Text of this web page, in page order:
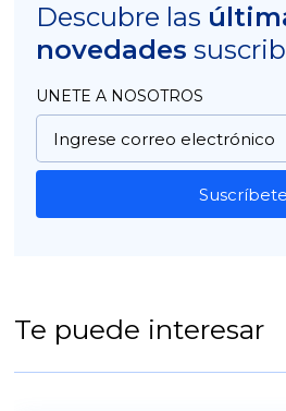
Descubre las
novedades
UNETE A NOSOTROS
Suscríbete
Te puede interesar